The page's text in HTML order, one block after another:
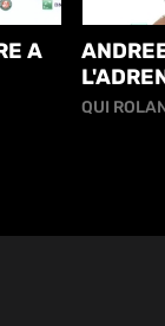
A
PRIMA
QUI